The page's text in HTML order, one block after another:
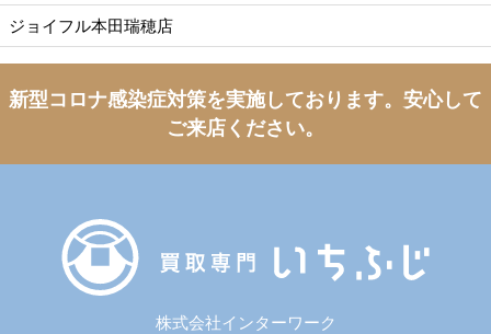
ジョイフル本田瑞穂店
新型コロナ感染症対策を実施しております。 安心して
ご来店ください。
株式会社インターワーク